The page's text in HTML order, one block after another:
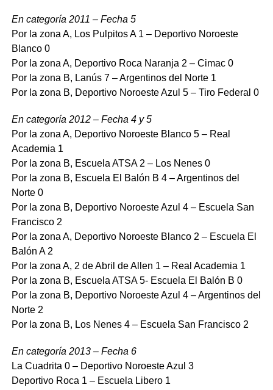
En categoría 2011 – Fecha 5
Por la zona A, Los Pulpitos A 1 – Deportivo Noroeste
Blanco 0
Por la zona A, Deportivo Roca Naranja 2 – Cimac 0
Por la zona B, Lanús 7 – Argentinos del Norte 1
Por la zona B, Deportivo Noroeste Azul 5 – Tiro Federal 0
En categoría 2012 – Fecha 4 y 5
Por la zona A, Deportivo Noroeste Blanco 5 – Real
Academia 1
Por la zona B, Escuela ATSA 2 – Los Nenes 0
Por la zona B, Escuela El Balón B 4 – Argentinos del
Norte 0
Por la zona B, Deportivo Noroeste Azul 4 – Escuela San
Francisco 2
Por la zona A, Deportivo Noroeste Blanco 2 – Escuela El
Balón A 2
Por la zona A, 2 de Abril de Allen 1 – Real Academia 1
Por la zona B, Escuela ATSA 5- Escuela El Balón B 0
Por la zona B, Deportivo Noroeste Azul 4 – Argentinos del
Norte 2
Por la zona B, Los Nenes 4 – Escuela San Francisco 2
En categoría 2013 – Fecha 6
La Cuadrita 0 – Deportivo Noroeste Azul 3
Deportivo Roca 1 – Escuela Libero 1